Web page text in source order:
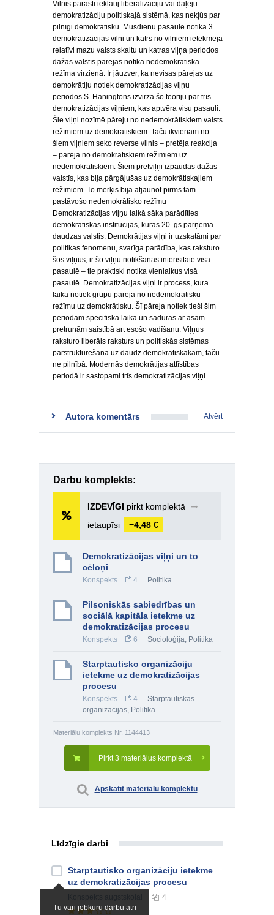
Vilnis parasti iekļauj liberalizāciju vai daļēju
demokratizāciju politiskajā sistēmā, kas nekļūs par
pilnīgi demokrātisku. Mūsdienu pasaulē notika 3
demokratizācijas viļņi un katrs no viļņiem ietekmēja
relatīvi mazu valsts skaitu un katras viļņa periodos
dažās valstīs pārejas notika nedemokrātiskā
režīma virzienā. Ir jāuzver, ka nevisas pārejas uz
demokrātiju notiek demokratizācijas viļņu
periodos.S. Haningtons izvirza šo teoriju par trīs
demokratizācijas viļņiem, kas aptvēra visu pasauli.
Šie viļņi nozīmē pāreju no nedemokrātiskiem valsts
režīmiem uz demokrātiskiem. Taču ikvienam no
šiem viļņiem seko reverse vilnis – pretēja reakcija
– pāreja no demokrātiskiem režīmiem uz
nedemokrātiskiem. Šiem pretviļņi izpaudās dažās
valstīs, kas bija pārgājušas uz demokrātiskajiem
režīmiem. To mērķis bija atjaunot pirms tam
pastāvošo nedemokrātisko režīmu
Demokratizācijas viļņu laikā sāka parādīties
demokrātiskās institūcijas, kuras 20. gs pārņēma
daudzas valstis. Demokrātijas viļņi ir uzskatāmi par
politikas fenomenu, svarīga parādība, kas raksturo
šos viļņus, ir šo viļņu notikšanas intensitāte visā
pasaulē – tie praktiski notika vienlaikus visā
pasaulē. Demokratizācijas viļņi ir process, kura
laikā notiek grupu pāreja no nedemokrātisku
režīmu uz demokrātisku. Šī pāreja notiek tieši šim
periodam specifiskā laikā un saduras ar asām
pretrunām saistībā art esošo vadīšanu. Viļņus
raksturo liberāls raksturs un politiskās sistēmas
pārstrukturēšana uz daudz demokrātiskākām, taču
ne pilnībā. Modernās demokrātijas attīstības
periodā ir sastopami trīs demokratizācijas viļņi.…
Autora komentārs Atvērt
Darbu komplekts:
IZDEVĪGI pirkt komplektā
➞
ietaupīsi
−4,48 €
Demokratizācijas viļņi un to
cēloņi
Konspekts 4 Politika
Pilsoniskās sabiedrības un
sociālā kapitāla ietekme uz
demokratizācijas procesu
Konspekts 6 Socioloģija, Politika
Starptautisko organizāciju
ietekme uz demokratizācijas
procesu
Konspekts 4
Starptautiskās
organizācijas, Politika
Materiālu komplekts Nr. 1144413
Pirkt 3 materiālus komplektā
Apskatīt materiālu komplektu
Līdzīgie darbi
Tu vari jebkuru darbu ātri
Starptautisko organizāciju ietekme
uz demokratizācijas procesu
4